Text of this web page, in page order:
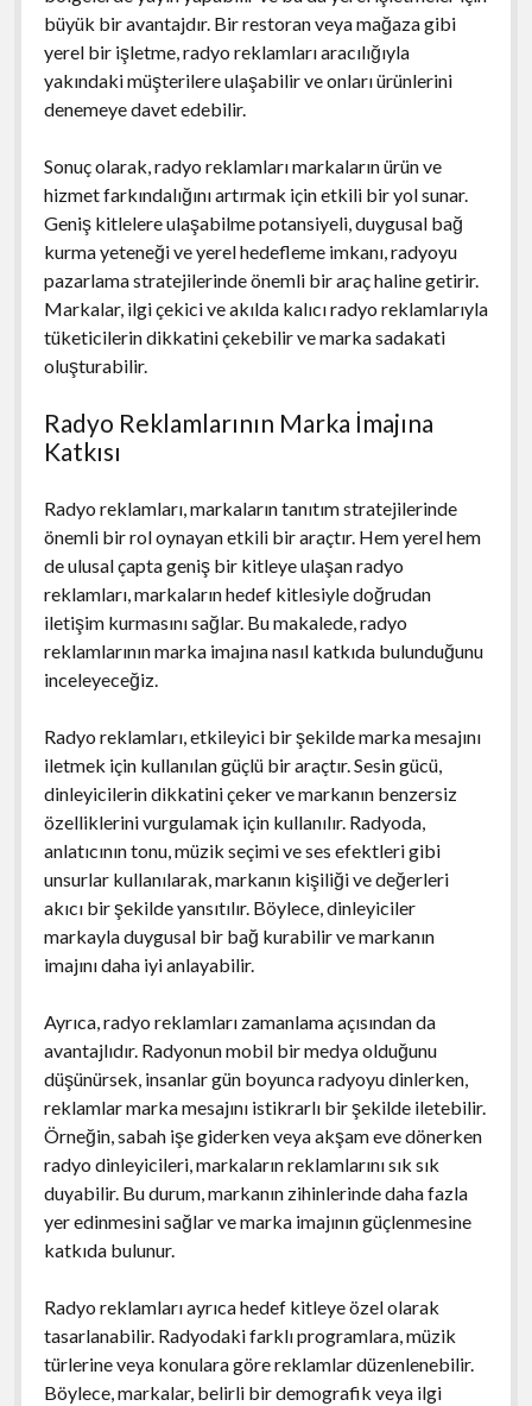
büyük bir avantajdır. Bir restoran veya mağaza gibi
yerel bir işletme, radyo reklamları aracılığıyla
yakındaki müşterilere ulaşabilir ve onları ürünlerini
denemeye davet edebilir.
Sonuç olarak, radyo reklamları markaların ürün ve
hizmet farkındalığını artırmak için etkili bir yol sunar.
Geniş kitlelere ulaşabilme potansiyeli, duygusal bağ
kurma yeteneği ve yerel hedefleme imkanı, radyoyu
pazarlama stratejilerinde önemli bir araç haline getirir.
Markalar, ilgi çekici ve akılda kalıcı radyo reklamlarıyla
tüketicilerin dikkatini çekebilir ve marka sadakati
oluşturabilir.
Radyo Reklamlarının Marka İmajına
Katkısı
Radyo reklamları, markaların tanıtım stratejilerinde
önemli bir rol oynayan etkili bir araçtır. Hem yerel hem
de ulusal çapta geniş bir kitleye ulaşan radyo
reklamları, markaların hedef kitlesiyle doğrudan
iletişim kurmasını sağlar. Bu makalede, radyo
reklamlarının marka imajına nasıl katkıda bulunduğunu
inceleyeceğiz.
Radyo reklamları, etkileyici bir şekilde marka mesajını
iletmek için kullanılan güçlü bir araçtır. Sesin gücü,
dinleyicilerin dikkatini çeker ve markanın benzersiz
özelliklerini vurgulamak için kullanılır. Radyoda,
anlatıcının tonu, müzik seçimi ve ses efektleri gibi
unsurlar kullanılarak, markanın kişiliği ve değerleri
akıcı bir şekilde yansıtılır. Böylece, dinleyiciler
markayla duygusal bir bağ kurabilir ve markanın
imajını daha iyi anlayabilir.
Ayrıca, radyo reklamları zamanlama açısından da
avantajlıdır. Radyonun mobil bir medya olduğunu
düşünürsek, insanlar gün boyunca radyoyu dinlerken,
reklamlar marka mesajını istikrarlı bir şekilde iletebilir.
Örneğin, sabah işe giderken veya akşam eve dönerken
radyo dinleyicileri, markaların reklamlarını sık sık
duyabilir. Bu durum, markanın zihinlerinde daha fazla
yer edinmesini sağlar ve marka imajının güçlenmesine
katkıda bulunur.
Radyo reklamları ayrıca hedef kitleye özel olarak
tasarlanabilir. Radyodaki farklı programlara, müzik
türlerine veya konulara göre reklamlar düzenlenebilir.
Böylece, markalar, belirli bir demografik veya ilgi